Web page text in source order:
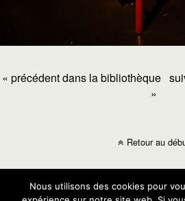
« précédent dans la bibliothèque
»
Retour au
Nous utilisons des cookies pour